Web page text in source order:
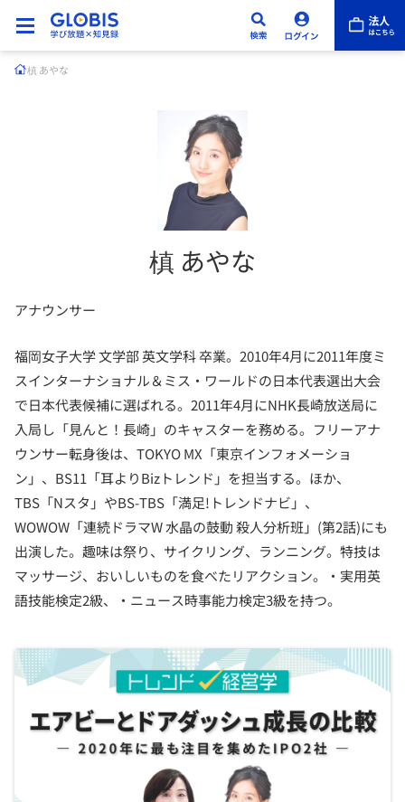
槙 あやな
槙 あやな
アナウンサー
福岡女子大学 文学部 英文学科 卒業。2010年4月に2011年度ミ
スインターナショナル＆ミス・ワールドの日本代表選出大会
で日本代表候補に選ばれる。2011年4月にNHK長崎放送局に
入局し「見んと！長崎」のキャスターを務める。フリーアナ
ウンサー転身後は、TOKYO MX「東京インフォメーショ
ン」、BS11「耳よりBizトレンド」を担当する。ほか、
TBS「Nスタ」やBS-TBS「満足!トレンドナビ」、
WOWOW「連続ドラマW 水晶の鼓動 殺人分析班」(第2話)にも
出演した。趣味は祭り、サイクリング、ランニング。特技は
マッサージ、おいしいものを食べたリアクション。・実用英
語技能検定2級、・ニュース時事能力検定3級を持つ。